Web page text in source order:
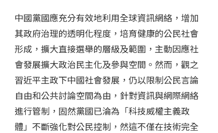
中國黨國應充分有效地利用全球資訊網絡，增加
其政府治理的透明化程度，培育健康的公民社會
形成，擴大直接選舉的層級及範圍，主動因應社
會發展擴大政治民主化及參與空間。然而，觀之
習近平主政下中國社會發展，仍以限制公民言論
自由和公共討論空間為由，針對資訊與網際網絡
進行管制，固然黨國已淪為「科技威權主義政
體」不斷強化對公民控制，然這不僅在技術完全